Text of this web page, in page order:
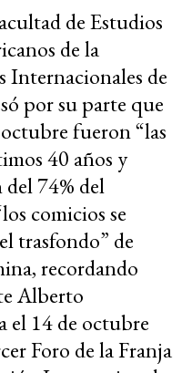
de Estudios
de la
Internacionales de
por su parte que
fueron “las
40 años y
74% del
comicios se
trasfondo” de
recordando
Alberto
el 14 de octubre
Foro de la Franja